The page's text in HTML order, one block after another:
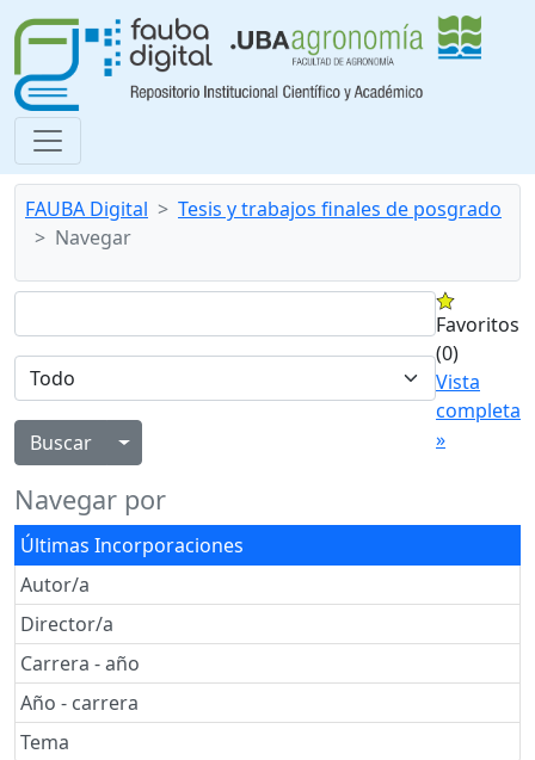
FAUBA Digital
Tesis y trabajos finales de posgrado
Navegar
Alternar menú desplegable
Favoritos
(0)
Vista
completa
»
Navegar por
Últimas Incorporaciones
Autor/a
Director/a
Carrera - año
Año - carrera
Tema